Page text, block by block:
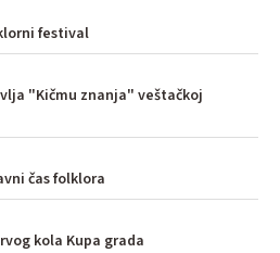
festival
"Kičmu znanja" veštačkoj
čas folklora
kola Kupa grada